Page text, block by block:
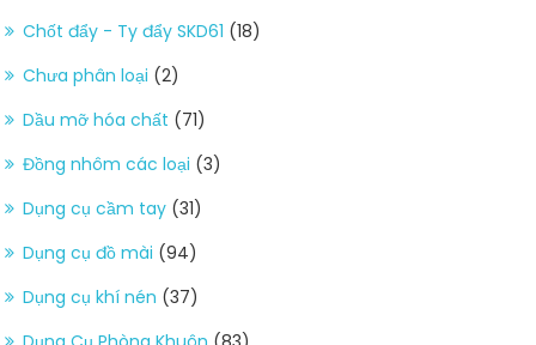
Chốt đẩy - Ty đẩy SKD61 (18)
Chưa phân loại (2)
Dầu mỡ hóa chất (71)
Đồng nhôm các loại (3)
Dụng cụ cầm tay (31)
Dụng cụ đồ mài (94)
Dụng cụ khí nén (37)